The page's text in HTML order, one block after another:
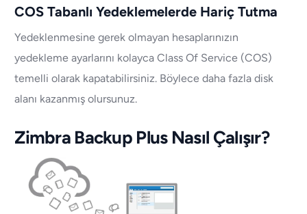
COS Tabanlı Yedeklemelerde Hariç Tutma
Yedeklenmesine gerek olmayan hesaplarınızın
yedekleme ayarlarını kolayca Class Of Service (COS)
temelli olarak kapatabilirsiniz. Böylece daha fazla disk
alanı kazanmış olursunuz.
Zimbra Backup Plus Nasıl Çalışır?